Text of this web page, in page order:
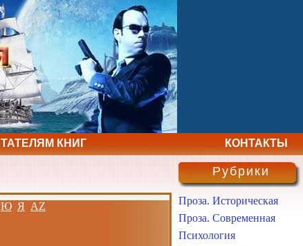
КНИГ КОНТАКТЫ
Ю Я AZ
Рубрики
Проза. Историческая
Проза. Современная
Психология